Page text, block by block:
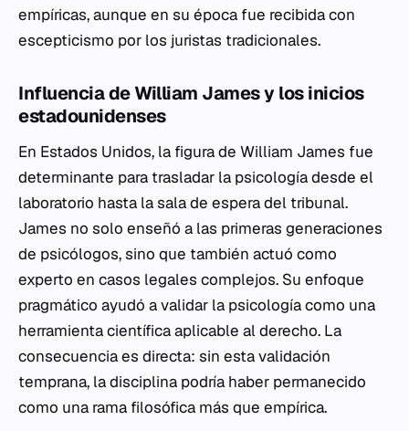
empíricas, aunque en su época fue recibida con
escepticismo por los juristas tradicionales.
Influencia de William James y los inicios
estadounidenses
En Estados Unidos, la figura de William James fue
determinante para trasladar la psicología desde el
laboratorio hasta la sala de espera del tribunal.
James no solo enseñó a las primeras generaciones
de psicólogos, sino que también actuó como
experto en casos legales complejos. Su enfoque
pragmático ayudó a validar la psicología como una
herramienta científica aplicable al derecho. La
consecuencia es directa: sin esta validación
temprana, la disciplina podría haber permanecido
como una rama filosófica más que empírica.